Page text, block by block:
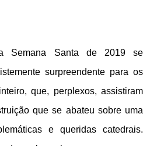
Semana Santa de 2019 se
surpreendente para os
que, perplexos, assistiram
que se abateu sobre uma
e queridas catedrais.